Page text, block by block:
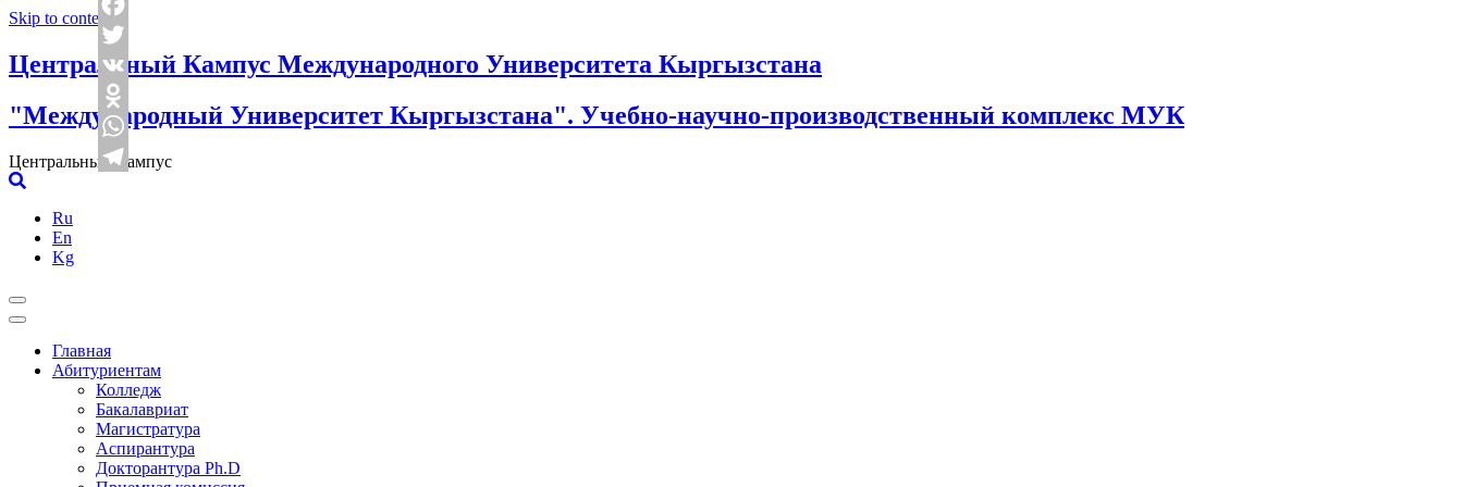
Skip to content
Центральный Кампус Международного Университета Кыргызстана
"Международный Университет Кыргызстана". Учебно-научно-производственный комплекс МУК
Центральный Кампус
Ru
En
Kg
Главная
Абитуриентам
Колледж
Бакалавриат
Магистратура
Аспирантура
Докторантура Ph.D
Facebook
Twitter
VK
Odnoklassniki
WhatsApp